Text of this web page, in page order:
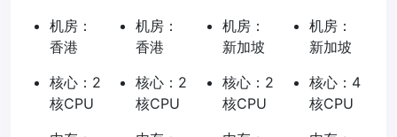
机房：
香港
核心：2
核CPU
机房：
香港
核心：2
核CPU
机房：
新加坡
核心：2
核CPU
机房：
新加坡
核心：4
核CPU